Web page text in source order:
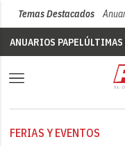
Temas Destacados
ANUARIOS PAPEL
FERIAS Y EVENTOS